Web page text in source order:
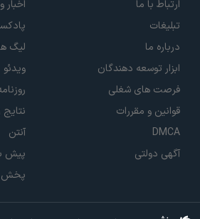
ارتباط با ما
تبلیغات
درباره ما
ابزار توسعه دهندگان
فرصت های شغلی
قوانین و مقررات
DMCA
آگهی دولتی
اخبار
لیگ
ویدئو
نتایج
آنتن
پیش
پخش